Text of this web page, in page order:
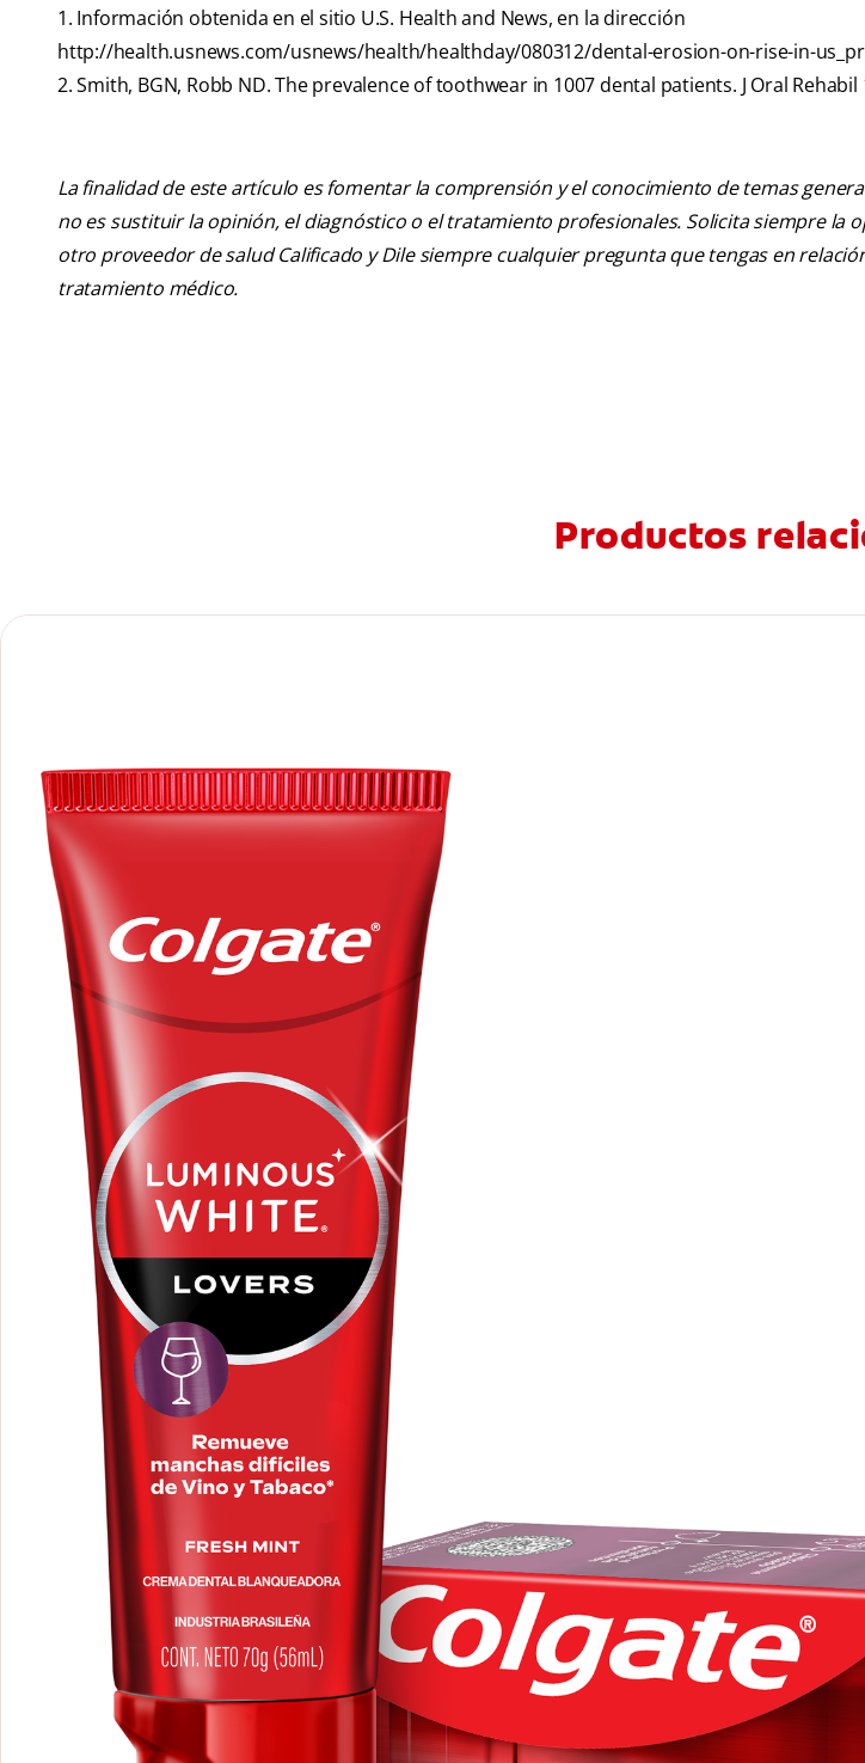
1. Información obtenida en el sitio U.S. Health and News, en la dirección
http://health.usnews.com/usnews/health/healthday/080312/dental-erosion-on-rise-in-
2. Smith, BGN, Robb ND. The prevalence of toothwear in 1007 dental patients. J Oral Rehabil
La finalidad de este artículo es fomentar la comprensión y el conocimiento de temas
no es sustituir la opinión, el diagnóstico o el tratamiento profesionales. Solicita siempre la
otro proveedor de salud Calificado y Dile siempre cualquier pregunta que tengas en
tratamiento médico.
Productos